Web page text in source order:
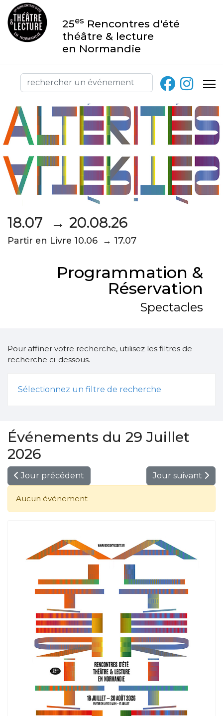
25es Rencontres d'été
théâtre & lecture
en Normandie
18.07 → 20.08.26
Partir en Livre 10.06 → 17.07
Programmation &
Réservation
Spectacles
Pour affiner votre recherche, utilisez les filtres de
recherche ci-dessous.
Sélectionnez un filtre de recherche
Événements du 29 Juillet
2026
Jour précédent Jour suivant
Aucun événement